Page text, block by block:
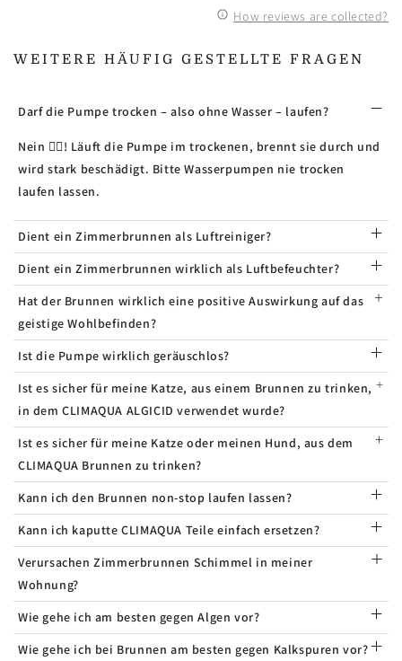
How reviews are collected?
WEITERE HÄUFIG GESTELLTE FRAGEN
Darf die Pumpe trocken – also ohne Wasser – laufen?
Nein 🙅‍♂️! Läuft die Pumpe im trockenen, brennt sie durch und
wird stark beschädigt. Bitte Wasserpumpen nie trocken
laufen lassen.
Dient ein Zimmerbrunnen als Luftreiniger?
Dient ein Zimmerbrunnen wirklich als Luftbefeuchter?
Hat der Brunnen wirklich eine positive Auswirkung auf das
geistige Wohlbefinden?
Ist die Pumpe wirklich geräuschlos?
Ist es sicher für meine Katze, aus einem Brunnen zu trinken,
in dem CLIMAQUA ALGICID verwendet wurde?
Ist es sicher für meine Katze oder meinen Hund, aus dem
CLIMAQUA Brunnen zu trinken?
Kann ich den Brunnen non-stop laufen lassen?
Kann ich kaputte CLIMAQUA Teile einfach ersetzen?
Verursachen Zimmerbrunnen Schimmel in meiner
Wohnung?
Wie gehe ich am besten gegen Algen vor?
Wie gehe ich bei Brunnen am besten gegen Kalkspuren vor?